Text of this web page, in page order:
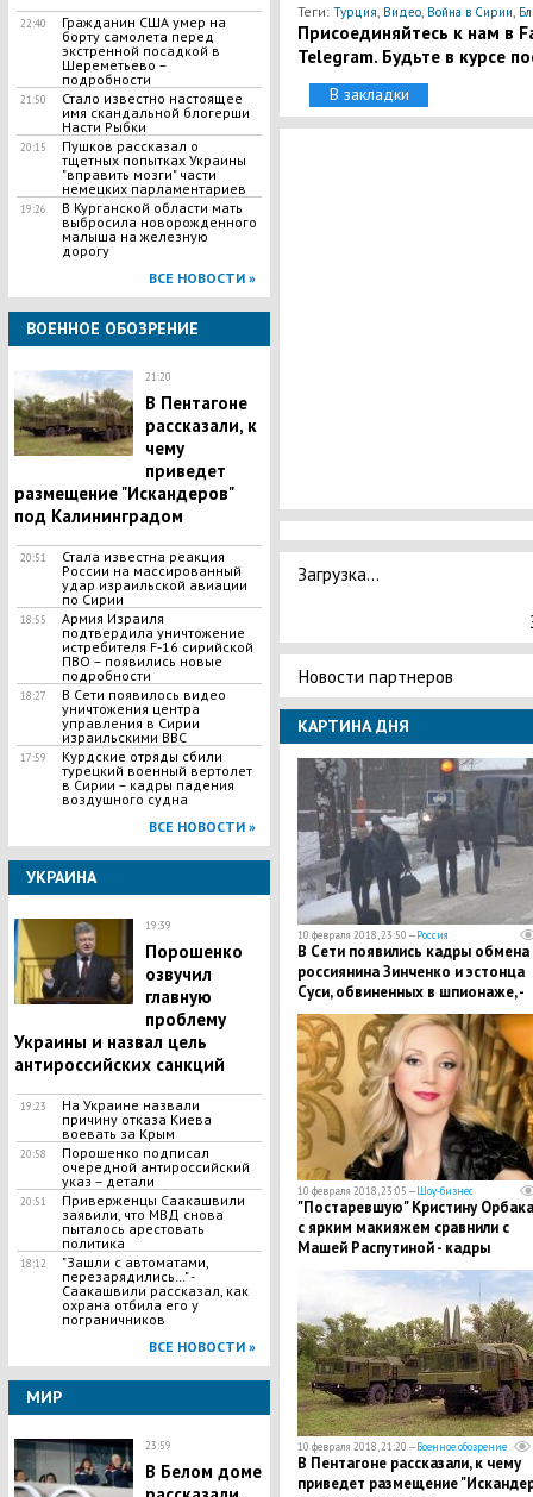
22:40
Гражданин США умер на
борту самолета перед
экстренной посадкой в
Шереметьево –
подробности
21:50
Стало известно настоящее
имя скандальной блогерши
Насти Рыбки
20:15
Пушков рассказал о
тщетных попытках Украины
"вправить мозги" части
немецких парламентариев
19:26
​B Kypганской области мать
выбросила новopoжденного
малыша на железную
дopoгy
ВСЕ НОВОСТИ »
ВОЕННОЕ ОБОЗРЕНИЕ
21:20
В Пентагоне
рассказали, к
чему
приведет
размещение "Искандеров"
под Калининградом
20:51
Стала известна реакция
России на массированный
удар израильской авиации
по Сирии
18:55
​Армия Израиля
подтвердила уничтожение
истребителя F-16 сирийской
ПВО – появились новые
подробности
18:27
В Сети появилось видео
уничтожения центра
управления в Сирии
израильскими ВВС
17:59
Курдские отряды сбили
турецкий военный вертолет
в Сирии – кадры падения
воздушного судна
ВСЕ НОВОСТИ »
УКРАИНА
19:39
Порошенко
озвучил
главную
проблему
Украины и назвал цель
антироссийских санкций
19:23
На Украине назвали
причину отказа Киева
воевать за Крым
20:58
Порошенко подписал
очередной антироссийский
указ – детали
20:51
Приверженцы Саакашвили
заявили, что МВД снова
пыталось арестовать
политика
18:12
"Зашли с автоматами,
перезарядились…" -
Саакашвили рассказал, как
охрана отбила его у
пограничников
ВСЕ НОВОСТИ »
МИР
23:59
В Белом доме
Теги: Турция Видео, Война в Сирии
Присоединяйтесь к нам в
Telegram. Будьте в курсе
В закладки
Загрузка...
Новости партнеров
КАРТИНА ДНЯ
10 февраля 2018, 23:50 —Россия
​B Ceти появились кадpы обмена
россиянина Зинченко и эстонца
Суси, обвиненных в шпионаже, -
СМИ
10 февраля 2018, 23:05 —Шоу-бизнес
"​Постаревшую" Кристину
с ярким макияжем сравнили с
Машей Распутиной - кадры
10 февраля 2018, 21:20 —Военное обозрение
В Пентагоне рассказали, к чему
приведет размещение